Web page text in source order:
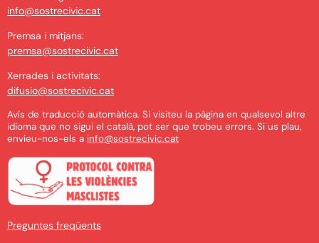
info@sostrecivic.cat
Premsa i mitjans:
premsa@sostrecivic.cat
Xerrades i activitats:
difusio@sostrecivic.cat
Avís de traducció automàtica. Si visiteu la pàgina en qualsevol altre
idioma que no sigui el català, pot ser que trobeu errors. Si us plau,
envieu-nos-els a info@sostrecivic.cat
Preguntes freqüents